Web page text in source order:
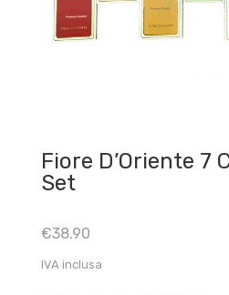
Fiore D’Oriente 7
Set
€38.90
IVA inclusa